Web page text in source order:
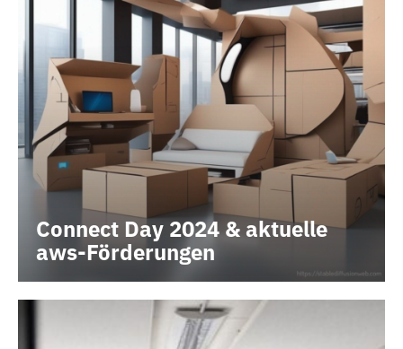
Connect Day 2024 & aktuelle
aws-Förderungen